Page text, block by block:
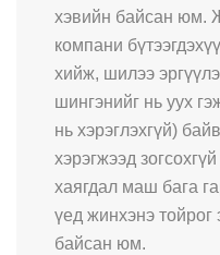
хэвийн байсан юм.
компани
хийж, шилээ
шингэнийг нь уух
нь хэрэглэхгүй)
хэрэгжээд
хаягдал маш бага
үед жинхэнэ тойрог
байсан юм.